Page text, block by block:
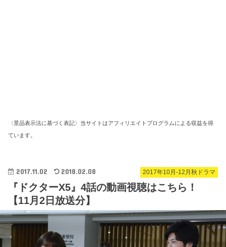
〈景品表示法に基づく表記〉当サイトはアフィリエイトプログラムによる収益を得
ています。
2017年10月-12月秋ドラマ
2017.11.02 2018.02.08
『ドクターX5』4話の動画視聴はこちら！
【11月2日放送分】